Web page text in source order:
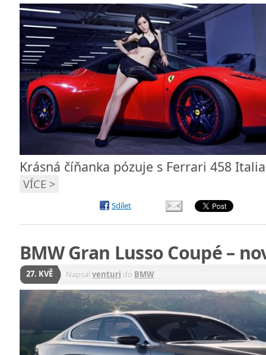
Krásná číňanka pózuje s Ferrari 458
VÍCE >
Sdílet
BMW Gran Lusso Coupé –
27. KVĚ Napsal venturi do BMW